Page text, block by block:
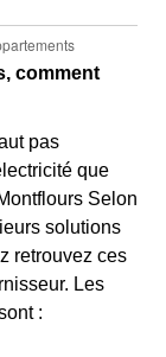
comment
pas
que
Selon
solutions
retrouvez ces
Les
: